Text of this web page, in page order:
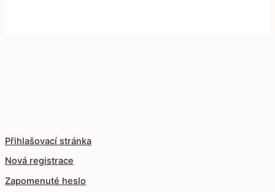
Přihlašovací stránka
Nová registrace
Zapomenuté heslo